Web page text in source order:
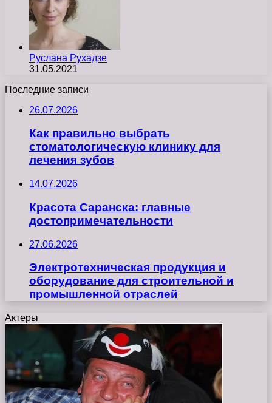
Руслана Рухадзе
31.05.2021
Последние записи
26.07.2026
Как правильно выбрать
стоматологическую клинику для
лечения зубов
14.07.2026
Красота Саранска: главные
достопримечательности
27.06.2026
Электротехническая продукция и
оборудование для строительной и
промышленной отраслей
Актеры